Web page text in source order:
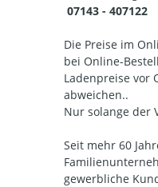
07143 - 407122
Die Preise im
bei Online-
Ladenpreise vor
abweichen..
Nur solange der
Seit mehr 60
gewerbliche